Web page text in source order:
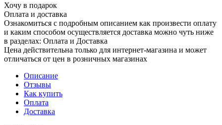
Хочу в подарок
Оплата и доставка
Ознакомиться с подробным описанием как произвести оплату
и каким способом осуществляется доставка можно чуть ниже
в разделах: Оплата и Доставка
Цена действительна только для интернет-магазина и может
отличаться от цен в розничных магазинах
Описание
Отзывы
Как купить
Оплата
Доставка